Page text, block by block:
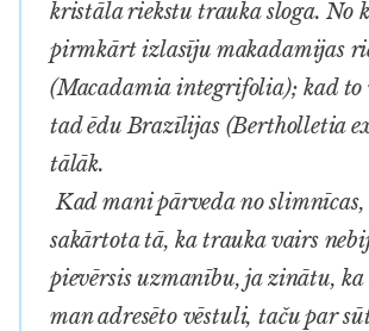
kristāla riekstu trauka sloga. No
pirmkārt izlasīju makadamijas
(Macadamia integrifolia); kad to
tad ēdu Brazīlijas (Bertholletia
tālāk.
Kad mani pārveda no
sakārtota tā, ka trauka vairs
pievērsis uzmanību, ja zinātu,
man adresēto vēstuli, taču par